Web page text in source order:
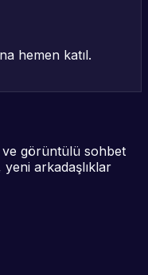
hemen katıl.
görüntülü sohbet
yeni arkadaşlıklar